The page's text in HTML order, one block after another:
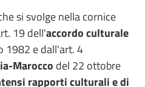
si svolge nella cornice
19 dell'accordo culturale
1982 e dall'art. 4
Marocco del 22 ottobre
rapporti culturali e di